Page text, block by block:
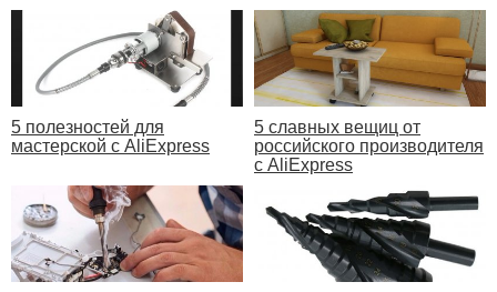
5 полезностей для
мастерской с AliExpress
5 славных вещиц от
российского производителя
с AliExpress